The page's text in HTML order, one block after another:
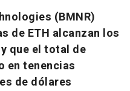
(BMNR)
de ETH alcanzan los
que el total de
en tenencias
de dólares